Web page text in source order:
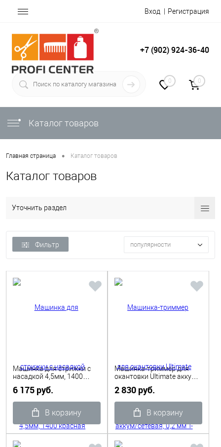
Вход Регистрация
+7 (902) 924-36-40
0 0
Каталог товаров
Главная страница • Каталог товаров
Каталог товаров
Уточнить раздел
Фильтр популярности
Машинка для стрижки с
насадкой 4,5мм, 1400
6 175 руб.
В корзину
Машинка-триммер для
окантовки Ultimate аккум/
Dewal
2 830 руб.
В корзину